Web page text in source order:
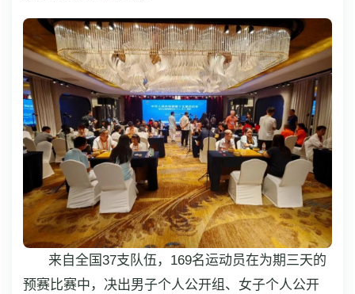
来自全国37支队伍，169名运动员在为期三天的
预赛比赛中，决出男子个人公开组、女子个人公开